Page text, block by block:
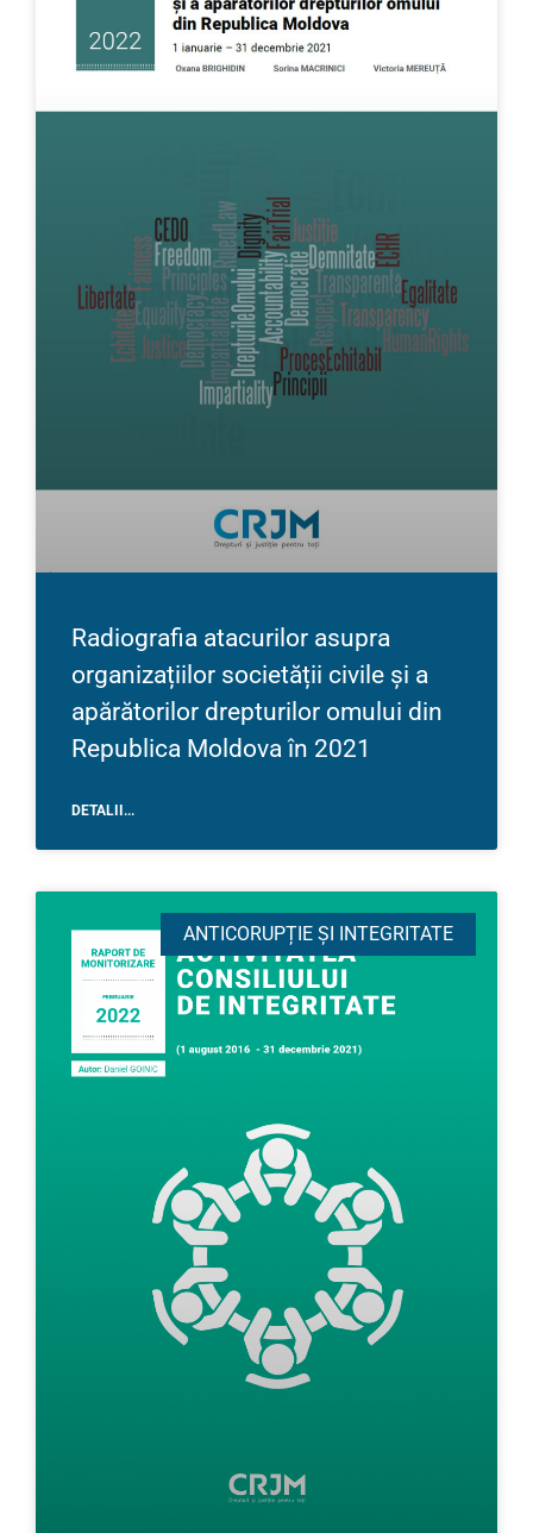
Radiografia atacurilor asupra
organizațiilor societății civile și a
apărătorilor drepturilor omului din
Republica Moldova în 2021
DETALII...
ANTICORUPȚIE ȘI INTEGRITATE